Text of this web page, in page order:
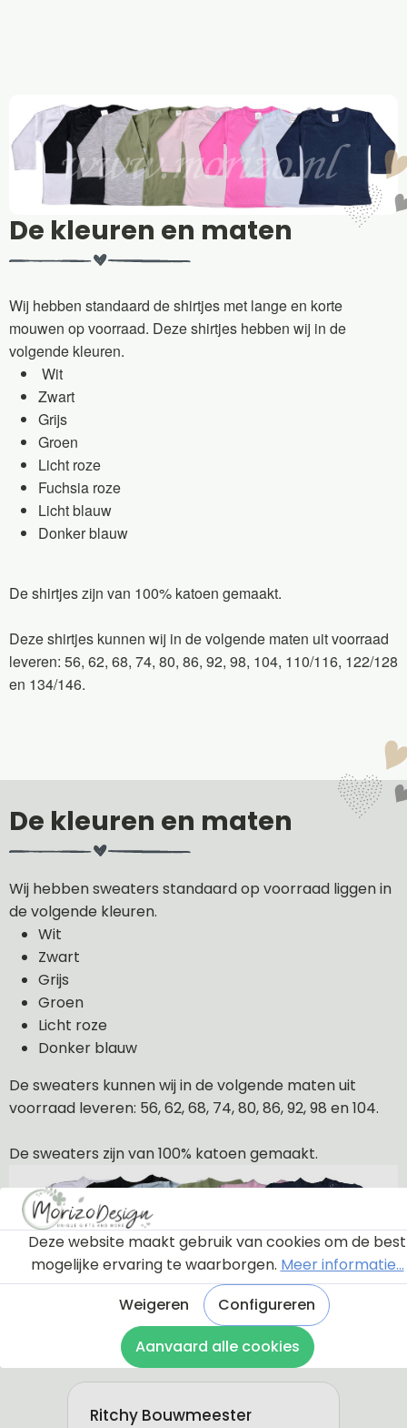
De kleuren en maten
Wij hebben standaard de shirtjes met lange en korte
mouwen op voorraad. Deze shirtjes hebben wij in de
volgende kleuren.
Wit
Zwart
Grijs
Groen
Licht roze
Fuchsia roze
Licht blauw
Donker blauw
De shirtjes zijn van 100% katoen gemaakt.
Deze shirtjes kunnen wij in de volgende maten uit voorraad
leveren: 56, 62, 68, 74, 80, 86, 92, 98, 104, 110/116, 122/128
en 134/146.
De kleuren en maten
Wij hebben sweaters standaard op voorraad liggen in
de volgende kleuren.
Wit
Zwart
Grijs
Groen
Licht roze
Donker blauw
De sweaters kunnen wij in de volgende maten uit
voorraad leveren: 56, 62, 68, 74, 80, 86, 92, 98 en 104.
De sweaters zijn van 100% katoen gemaakt.
Deze website maakt gebruik van cookies om de best
mogelijke ervaring te waarborgen. Meer informatie...
Weigeren
Configureren
Aanvaard alle cookies